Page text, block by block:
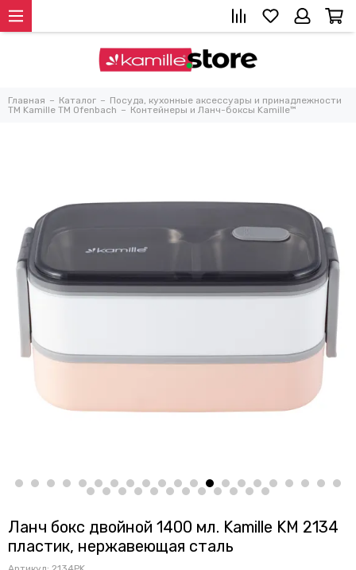
Главная Каталог
Посуда, кухонные аксессуары и принадлежности
TM Kamille TM Ofenbach
Контейнеры и Ланч-боксы Kamille™
Ланч бокс двойной 1400 мл. Kamille KM 2134
пластик, нержавеющая сталь